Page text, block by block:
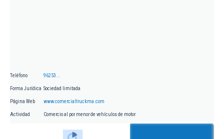
Teléfono 96253...
Forma Jurídica Sociedad limitada
Página Web www.comercialtruckma.com
Actividad Comercio al por menor de vehículos de motor